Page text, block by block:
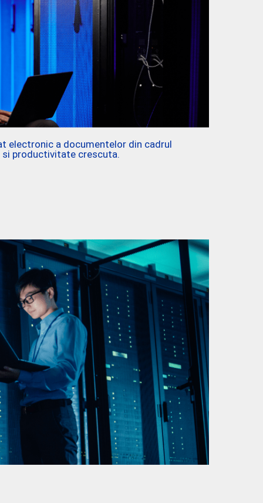
electronic a documentelor din cadrul
productivitate crescuta.